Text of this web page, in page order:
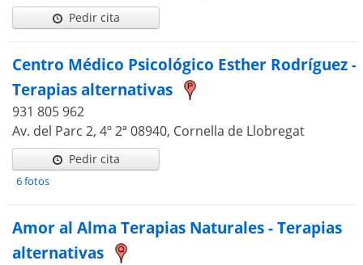
Pedir cita
Centro Médico Psicológico Esther Rodríguez -
Terapias alternativas
931 805 962
Av. del Parc 2, 4º 2ª 08940, Cornella de Llobregat
Pedir cita
6 fotos
Amor al Alma Terapias Naturales - Terapias
alternativas